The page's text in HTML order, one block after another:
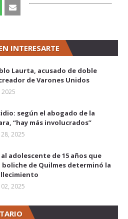
INTERESARTE
Laurta, acusado de doble
de Varones Unidos
según el abogado de la
“hay más involucrados”
2025
adolescente de 15 años que
boliche de Quilmes determinó la
2025